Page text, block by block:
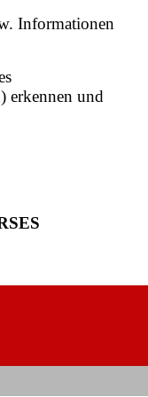
Informationen
erkennen und